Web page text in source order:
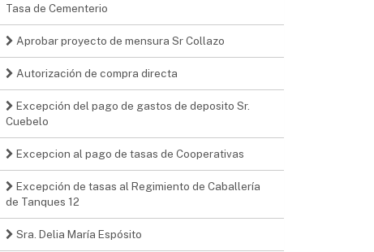
Tasa de Cementerio
Aprobar proyecto de mensura Sr Collazo
Autorización de compra directa
Excepción del pago de gastos de deposito Sr.
Cuebelo
Excepcion al pago de tasas de Cooperativas
Excepción de tasas al Regimiento de Caballería
de Tanques 12
Sra. Delia María Espósito